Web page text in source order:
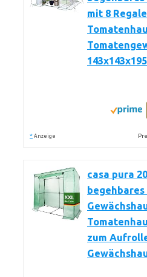
mit 8
* Anzeige
casa pura
begehbares
zum